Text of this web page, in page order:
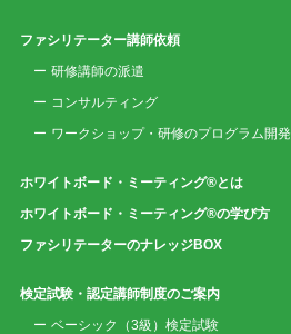
ファシリテーター講師依頼
研修講師の派遣
コンサルティング
ワークショップ・研修のプログラム開発
ホワイトボード・ミーティング®とは
ホワイトボード・ミーティング®の学び方
ファシリテーターのナレッジBOX
検定試験・認定講師制度のご案内
ベーシック（3級）検定試験